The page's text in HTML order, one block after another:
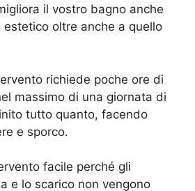
il vostro bagno anche
oltre anche a quello
richiede poche ore di
massimo di una giornata di
tutto quanto, facendo
e sporco.
facile perché gli
e lo scarico non vengono